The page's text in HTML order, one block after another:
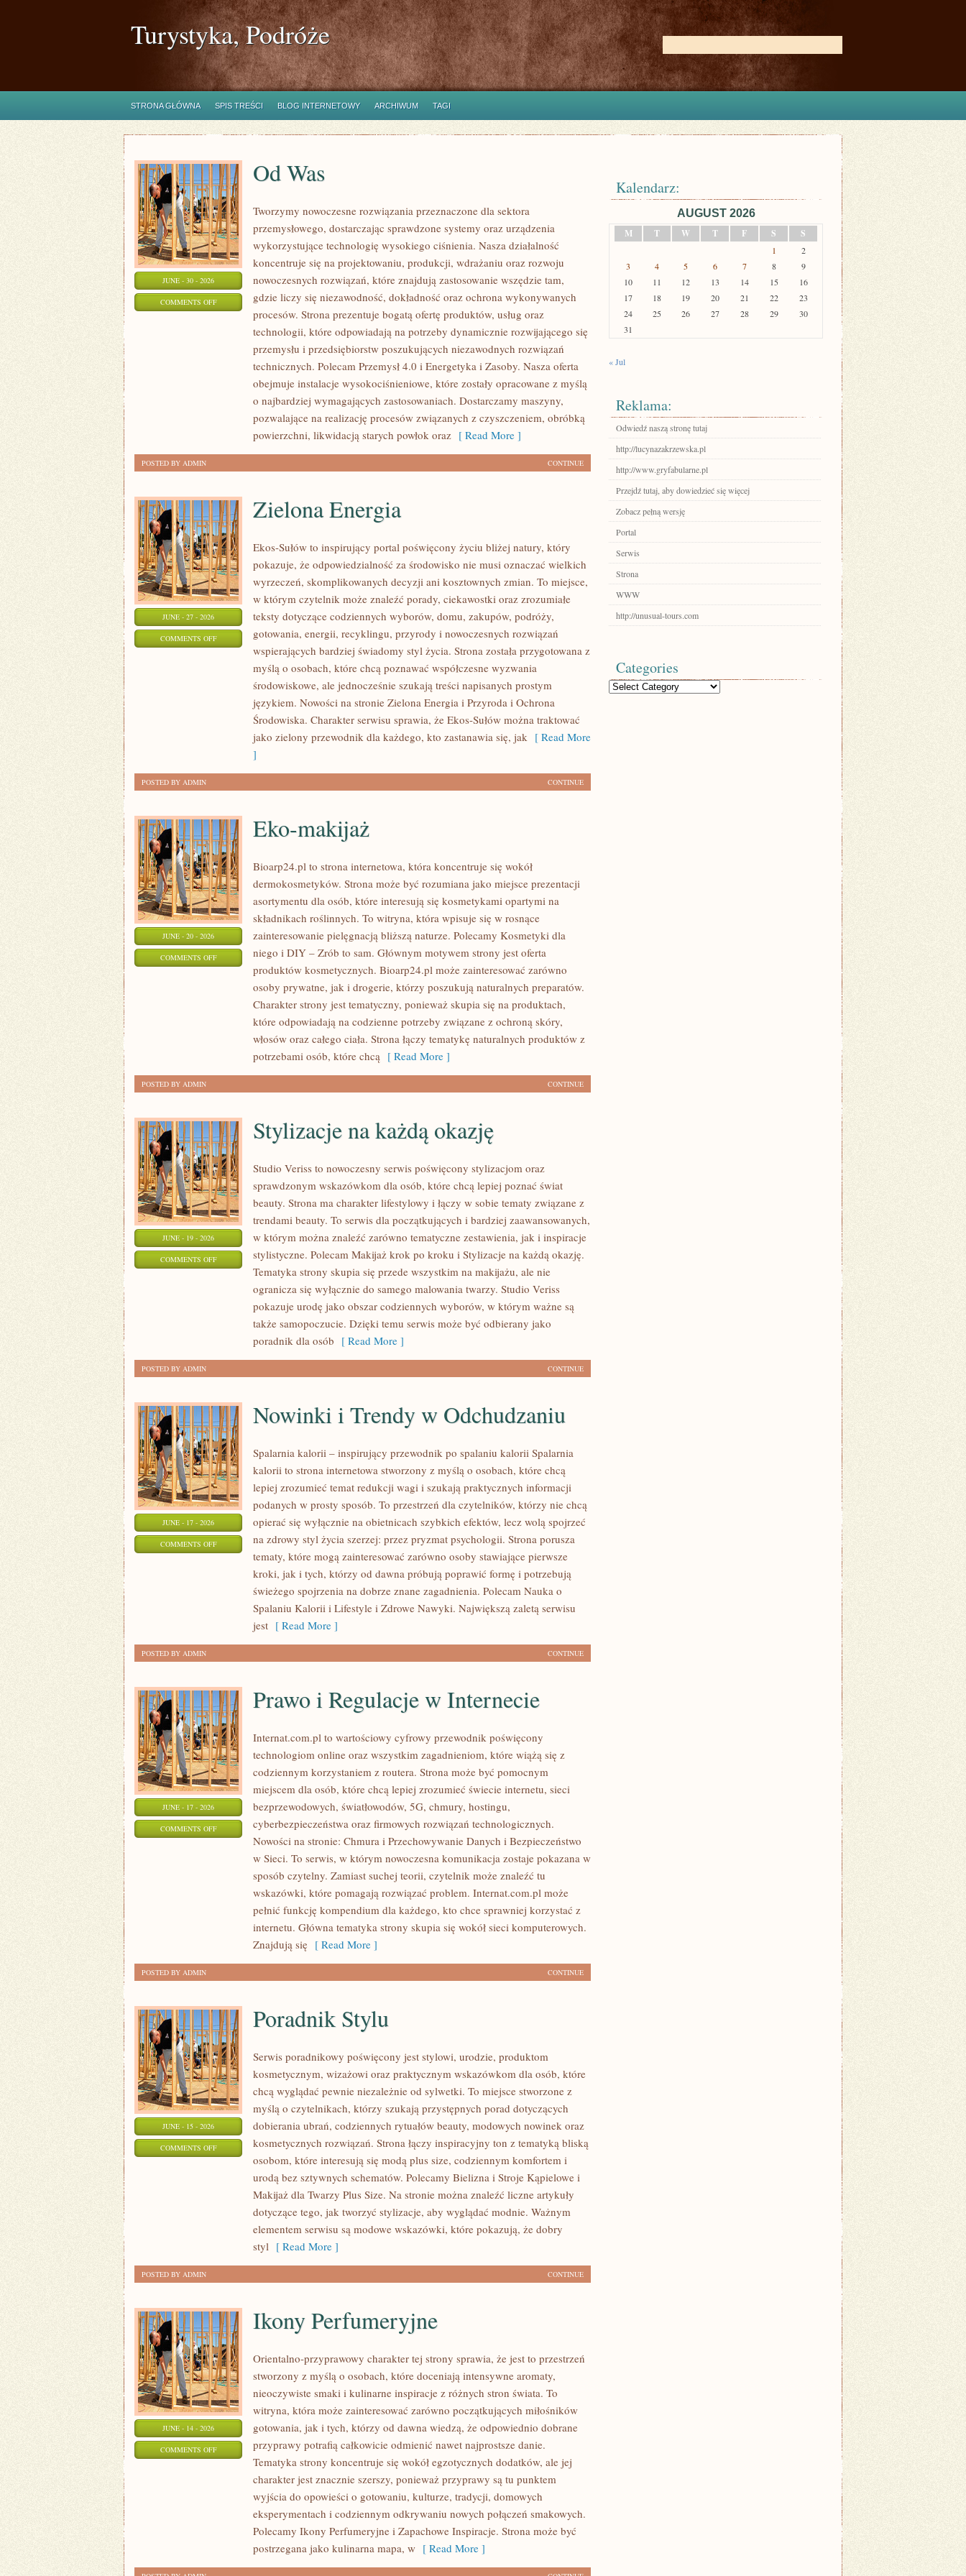
Turystyka, Podróże
STRONA GŁÓWNA SPIS TREŚCI BLOG INTERNETOWY ARCHIWUM TAGI
JUNE - 30 - 2026
COMMENTS OFFON
Od Was
Tworzymy nowoczesne rozwiązania przeznaczone dla sektora
przemysłowego, dostarczając sprawdzone systemy oraz urządzenia
wykorzystujące technologię wysokiego ciśnienia. Nasza działalność
koncentruje się na projektowaniu, produkcji, wdrażaniu oraz rozwoju
nowoczesnych rozwiązań, które znajdują zastosowanie wszędzie tam,
gdzie liczy się niezawodność, dokładność oraz ochrona wykonywanych
procesów. Strona prezentuje bogatą ofertę produktów, usług oraz
technologii, które odpowiadają na potrzeby dynamicznie rozwijającego się
przemysłu i przedsiębiorstw poszukujących niezawodnych rozwiązań
technicznych. Polecam Przemysł 4.0 i Energetyka i Zasoby. Nasza oferta
obejmuje instalacje wysokociśnieniowe, które zostały opracowane z myślą
o najbardziej wymagających zastosowaniach. Dostarczamy maszyny,
pozwalające na realizację procesów związanych z czyszczeniem, obróbką
powierzchni, likwidacją starych powłok oraz [ Read More ]
CONTINUE
POSTED BY ADMIN
JUNE - 27 - 2026
COMMENTS OFFON
Zielona Energia
Ekos-Sułów to inspirujący portal poświęcony życiu bliżej natury, który
pokazuje, że odpowiedzialność za środowisko nie musi oznaczać wielkich
wyrzeczeń, skomplikowanych decyzji ani kosztownych zmian. To miejsce,
w którym czytelnik może znaleźć porady, ciekawostki oraz zrozumiałe
teksty dotyczące codziennych wyborów, domu, zakupów, podróży,
gotowania, energii, recyklingu, przyrody i nowoczesnych rozwiązań
wspierających bardziej świadomy styl życia. Strona została przygotowana z
myślą o osobach, które chcą poznawać współczesne wyzwania
środowiskowe, ale jednocześnie szukają treści napisanych prostym
językiem. Nowości na stronie Zielona Energia i Przyroda i Ochrona
Środowiska. Charakter serwisu sprawia, że Ekos-Sułów można traktować
jako zielony przewodnik dla każdego, kto zastanawia się, jak [ Read More
]
CONTINUE
POSTED BY ADMIN
JUNE - 20 - 2026
COMMENTS OFFON
Eko-makijaż
Bioarp24.pl to strona internetowa, która koncentruje się wokół
dermokosmetyków. Strona może być rozumiana jako miejsce prezentacji
asortymentu dla osób, które interesują się kosmetykami opartymi na
składnikach roślinnych. To witryna, która wpisuje się w rosnące
zainteresowanie pielęgnacją bliższą naturze. Polecamy Kosmetyki dla
niego i DIY – Zrób to sam. Głównym motywem strony jest oferta
produktów kosmetycznych. Bioarp24.pl może zainteresować zarówno
osoby prywatne, jak i drogerie, którzy poszukują naturalnych preparatów.
Charakter strony jest tematyczny, ponieważ skupia się na produktach,
które odpowiadają na codzienne potrzeby związane z ochroną skóry,
włosów oraz całego ciała. Strona łączy tematykę naturalnych produktów z
potrzebami osób, które chcą [ Read More ]
CONTINUE
POSTED BY ADMIN
JUNE - 19 - 2026
COMMENTS OFFON
STYLIZACJE
Stylizacje na każdą okazję
Studio Veriss to nowoczesny serwis poświęcony stylizacjom oraz
sprawdzonym wskazówkom dla osób, które chcą lepiej poznać świat
beauty. Strona ma charakter lifestylowy i łączy w sobie tematy związane z
trendami beauty. To serwis dla początkujących i bardziej zaawansowanych,
w którym można znaleźć zarówno tematyczne zestawienia, jak i inspiracje
stylistyczne. Polecam Makijaż krok po kroku i Stylizacje na każdą okazję.
Tematyka strony skupia się przede wszystkim na makijażu, ale nie
ogranicza się wyłącznie do samego malowania twarzy. Studio Veriss
pokazuje urodę jako obszar codziennych wyborów, w którym ważne są
także samopoczucie. Dzięki temu serwis może być odbierany jako
poradnik dla osób [ Read More ]
CONTINUE
POSTED BY ADMIN
JUNE - 17 - 2026
COMMENTS OFFON
ODCHUDZANIU
Nowinki i Trendy w Odchudzaniu
Spalarnia kalorii – inspirujący przewodnik po spalaniu kalorii Spalarnia
kalorii to strona internetowa stworzony z myślą o osobach, które chcą
lepiej zrozumieć temat redukcji wagi i szukają praktycznych informacji
podanych w prosty sposób. To przestrzeń dla czytelników, którzy nie chcą
opierać się wyłącznie na obietnicach szybkich efektów, lecz wolą spojrzeć
na zdrowy styl życia szerzej: przez pryzmat psychologii. Strona porusza
tematy, które mogą zainteresować zarówno osoby stawiające pierwsze
kroki, jak i tych, którzy od dawna próbują poprawić formę i potrzebują
świeżego spojrzenia na dobrze znane zagadnienia. Polecam Nauka o
Spalaniu Kalorii i Lifestyle i Zdrowe Nawyki. Największą zaletą serwisu
jest [ Read More ]
CONTINUE
POSTED BY ADMIN
JUNE - 17 - 2026
COMMENTS OFFON
REGULACJE
INTERNECIE
Prawo i Regulacje w Internecie
Internat.com.pl to wartościowy cyfrowy przewodnik poświęcony
technologiom online oraz wszystkim zagadnieniom, które wiążą się z
codziennym korzystaniem z routera. Strona może być pomocnym
miejscem dla osób, które chcą lepiej zrozumieć świecie internetu, sieci
bezprzewodowych, światłowodów, 5G, chmury, hostingu,
cyberbezpieczeństwa oraz firmowych rozwiązań technologicznych.
Nowości na stronie: Chmura i Przechowywanie Danych i Bezpieczeństwo
w Sieci. To serwis, w którym nowoczesna komunikacja zostaje pokazana w
sposób czytelny. Zamiast suchej teorii, czytelnik może znaleźć tu
wskazówki, które pomagają rozwiązać problem. Internat.com.pl może
pełnić funkcję kompendium dla każdego, kto chce sprawniej korzystać z
internetu. Główna tematyka strony skupia się wokół sieci komputerowych.
Znajdują się [ Read More ]
CONTINUE
POSTED BY ADMIN
JUNE - 15 - 2026
COMMENTS OFFON
Poradnik Stylu
Serwis poradnikowy poświęcony jest stylowi, urodzie, produktom
kosmetycznym, wizażowi oraz praktycznym wskazówkom dla osób, które
chcą wyglądać pewnie niezależnie od sylwetki. To miejsce stworzone z
myślą o czytelnikach, którzy szukają przystępnych porad dotyczących
dobierania ubrań, codziennych rytuałów beauty, modowych nowinek oraz
kosmetycznych rozwiązań. Strona łączy inspiracyjny ton z tematyką bliską
osobom, które interesują się modą plus size, codziennym komfortem i
urodą bez sztywnych schematów. Polecamy Bielizna i Stroje Kąpielowe i
Makijaż dla Twarzy Plus Size. Na stronie można znaleźć liczne artykuły
dotyczące tego, jak tworzyć stylizacje, aby wyglądać modnie. Ważnym
elementem serwisu są modowe wskazówki, które pokazują, że dobry
styl [ Read More ]
CONTINUE
POSTED BY ADMIN
JUNE - 14 - 2026
COMMENTS OFFON
PERFUMERYJNE
Ikony Perfumeryjne
Orientalno-przyprawowy charakter tej strony sprawia, że jest to przestrzeń
stworzony z myślą o osobach, które doceniają intensywne aromaty,
nieoczywiste smaki i kulinarne inspiracje z różnych stron świata. To
witryna, która może zainteresować zarówno początkujących miłośników
gotowania, jak i tych, którzy od dawna wiedzą, że odpowiednio dobrane
przyprawy potrafią całkowicie odmienić nawet najprostsze danie.
Tematyka strony koncentruje się wokół egzotycznych dodatków, ale jej
charakter jest znacznie szerszy, ponieważ przyprawy są tu punktem
wyjścia do opowieści o gotowaniu, kulturze, tradycji, domowych
eksperymentach i codziennym odkrywaniu nowych połączeń smakowych.
Polecamy Ikony Perfumeryjne i Zapachowe Inspiracje. Strona może być
postrzegana jako kulinarna mapa, w [ Read More ]
Kalendarz:
AUGUST 2026
M
T W T F S S
1
2
3
4 5 6 7 8
9
10
11 12 13 14 15
16
17
18 19 20 21 22
23
24
25 26 27 28 29
30
31
« Jul
Reklama:
Odwiedź naszą stronę tutaj
http://lucynazakrzewska.pl
http://www.gryfabularne.pl
Przejdź tutaj, aby dowiedzieć się więcej
Zobacz pełną wersję
Portal
Serwis
Strona
WWW
http://unusual-tours.com
Categories
Categories